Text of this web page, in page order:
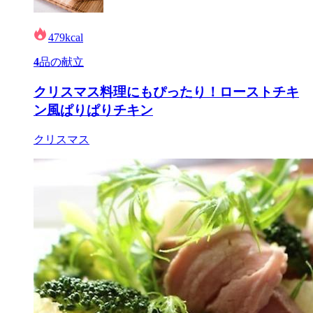
479kcal
4品の献立
クリスマス料理にもぴったり！ローストチキ
ン風ぱりぱりチキン
クリスマス